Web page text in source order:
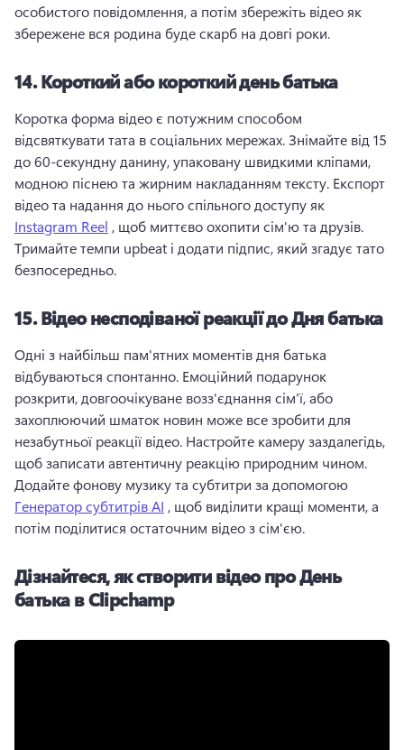
особистого повідомлення, а потім збережіть відео як
збережене вся родина буде скарб на довгі роки.
14.Короткий або короткий день батька
Коротка форма відео є потужним способом
відсвяткувати тата в соціальних мережах. Знімайте від 15
до 60-секундну данину, упаковану швидкими кліпами,
модною піснею та жирним накладанням тексту. Експорт
відео та надання до нього спільного доступу як
Instagram Reel
Тримайте темпи upbeat і додати підпис, який згадує тато
безпосередньо.
15.Відео несподіваної реакції до Дня батька
Одні з найбільш пам'ятних моментів дня батька
відбуваються спонтанно. Емоційний подарунок
розкрити, довгоочікуване возз'єднання сім'ї, або
захоплюючий шматок новин може все зробити для
незабутньої реакції відео. Настройте камеру заздалегідь,
Додайте фонову музику та субтитри за допомогою
Генератор субтитрів AI , щоб виділити кращі моменти, а
потім поділитися остаточним відео з сім'єю.
Дізнайтеся, як створити відео про День
батька в Clipchamp